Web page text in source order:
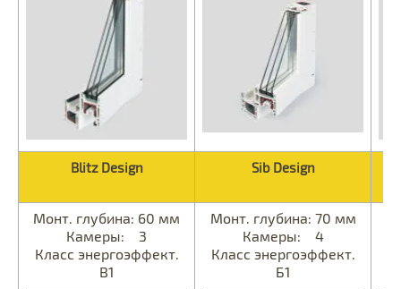
Blitz Design Sib Design
Монт. глубина: 60 мм
Камеры: 3
Класс энергоэффект.
В1
Монт. глубина: 70 мм
Камеры: 4
Класс энергоэффект.
Б1